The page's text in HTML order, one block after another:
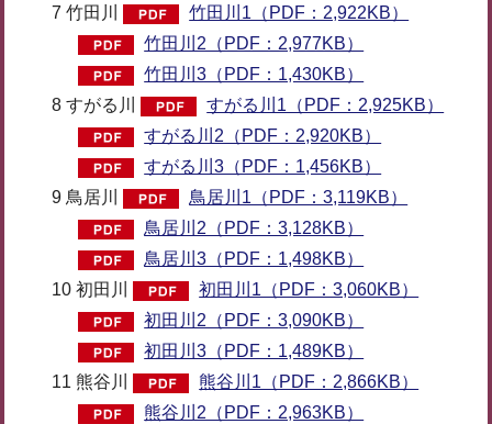
7 竹田川
竹田川1（PDF：2,922KB）
竹田川2（PDF：2,977KB）
竹田川3（PDF：1,430KB）
8 すがる川
すがる川1（PDF：2,925KB）
すがる川2（PDF：2,920KB）
すがる川3（PDF：1,456KB）
9 鳥居川
鳥居川1（PDF：3,119KB）
鳥居川2（PDF：3,128KB）
鳥居川3（PDF：1,498KB）
10 初田川
初田川1（PDF：3,060KB）
初田川2（PDF：3,090KB）
初田川3（PDF：1,489KB）
11 熊谷川
熊谷川1（PDF：2,866KB）
熊谷川2（PDF：2,963KB）